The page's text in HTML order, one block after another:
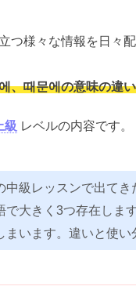
つ様々な情報を日々配
、때문에の意味の違
級 レベルの内容です。
中級レッスンで出てき
で大きく3つ存在しま
まいます。違いと使